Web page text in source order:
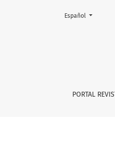
Cartografías
PORTAL
Cambiar el idioma.
Español